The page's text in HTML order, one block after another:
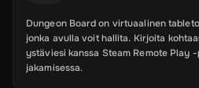
Dungeon Board on virtuaalinen
jonka avulla voit hallita. Kirjoita
ystäviesi kanssa Steam Remote Play
jakamisessa.